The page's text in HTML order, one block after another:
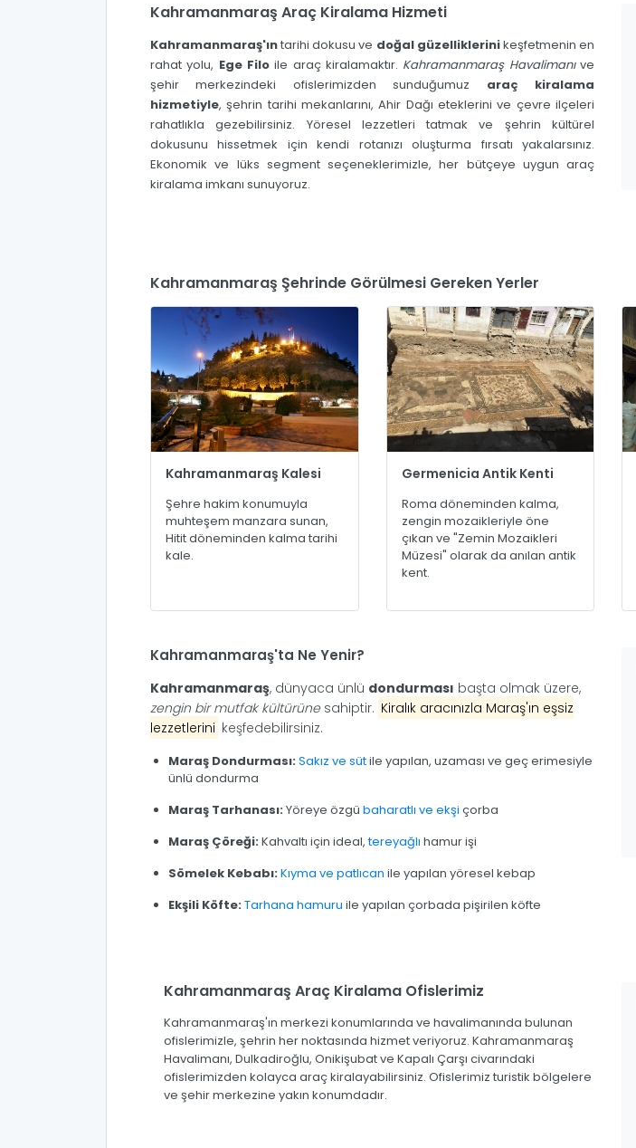
Kahramanmaraş Araç Kiralama Hizmeti
Kahramanmaraş'ıntarihi dokusu ve doğal güzelliklerinikeşfetmenin en
rahat yolu, Ege Filo ile araç kiralamaktır. Kahramanmaraş Havalimanıve
şehir merkezindeki ofislerimizden sunduğumuz araç kiralama
hizmetiyle, şehrin tarihi mekanlarını, Ahir Dağı eteklerini ve çevre ilçeleri
rahatlıkla gezebilirsiniz. Yöresel lezzetleri tatmak ve şehrin kültürel
dokusunu hissetmek için kendi rotanızı oluşturma fırsatı yakalarsınız.
Ekonomik ve lüks segment seçeneklerimizle, her bütçeye uygun araç
kiralama imkanı sunuyoruz.
Kahramanmaraş Şehrinde Görülmesi Gereken Yerler
Kahramanmaraş Kalesi
Şehre hakim konumuyla
muhteşem manzara sunan,
Hitit döneminden kalma tarihi
kale.
Germenicia Antik Kenti
Roma döneminden kalma,
zengin mozaikleriyle öne
çıkan ve "Zemin Mozaikleri
Müzesi" olarak da anılan antik
kent.
Kahramanmaraş'ta Ne Yenir?
Kahramanmaraş, dünyaca ünlü dondurması başta olmak üzere,
zengin bir mutfak kültürünesahiptir. Kiralık aracınızla Maraş'ın eşsiz
lezzetlerini keşfedebilirsiniz.
Maraş Dondurması:Sakız ve sütile yapılan, uzaması ve geç erimesiyle
ünlü dondurma
Maraş Tarhanası:Yöreye özgü baharatlı ve ekşi çorba
Maraş Çöreği:Kahvaltı için ideal,tereyağlı hamur işi
Sömelek Kebabı:Kıyma ve patlıcan ile yapılan yöresel kebap
Ekşili Köfte:Tarhana hamuru ile yapılan çorbada pişirilen köfte
Kahramanmaraş Araç Kiralama Ofislerimiz
Kahramanmaraş'ın merkezi konumlarında ve havalimanında bulunan
ofislerimizle, şehrin her noktasında hizmet veriyoruz. Kahramanmaraş
Havalimanı, Dulkadiroğlu, Onikişubat ve Kapalı Çarşı civarındaki
ofislerimizden kolayca araç kiralayabilirsiniz. Ofislerimiz turistik bölgelere
ve şehir merkezine yakın konumdadır.